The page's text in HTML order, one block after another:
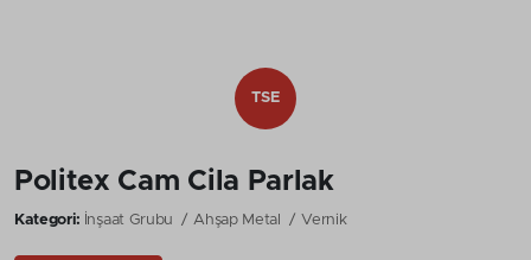
TSE
Politex Cam Cila Parlak
Kategori: İnşaat Grubu Ahşap Metal Vernik